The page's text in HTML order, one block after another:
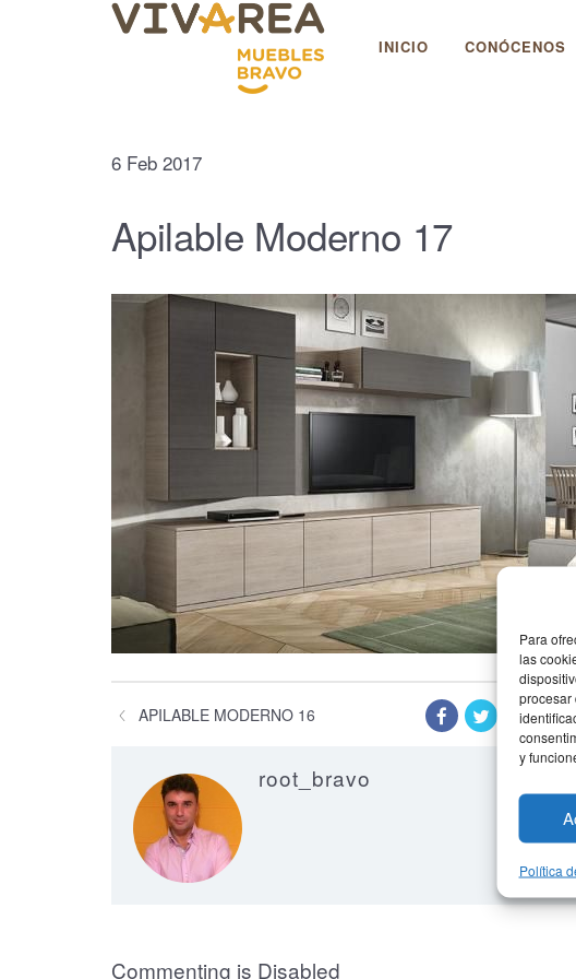
Para
las
procesar
y
Política
INICIO CONÓCENOS
6 Feb 2017
Apilable Moderno 17
APILABLE MODERNO 16
root_bravo
Commenting is Disabled